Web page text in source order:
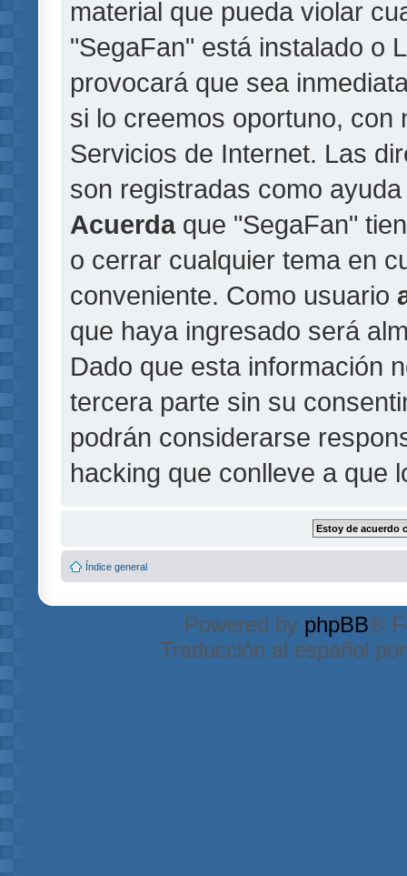
material que pueda violar
"SegaFan" está instalado o
provocará que sea
si lo creemos oportuno, con
Servicios de Internet. Las
son registradas como
Acuerdaque "SegaFan"
o cerrar cualquier tema en
conveniente. Como usuario
que haya ingresado será
Dado que esta información
tercera parte sin su
podrán considerarse
hacking que conlleve a que
Índice general
Powered by phpBB®
Traducción al español